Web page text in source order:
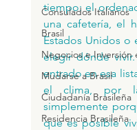
Consulados Italianos
Brasil
Negocios e Inversión
Mudarse a Brasil
Ciudadanía Brasileña
Residencia Brasileña
tiempo: el
una cafetería, el
Estados Unidos o
elegir dónde
entrado en esa
el clima, por
simplemente
que es posible